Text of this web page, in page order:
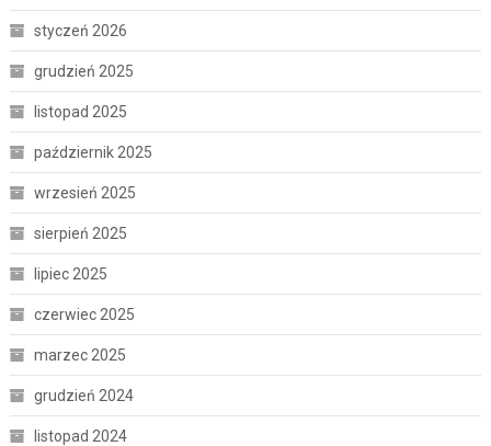
styczeń 2026
grudzień 2025
listopad 2025
październik 2025
wrzesień 2025
sierpień 2025
lipiec 2025
czerwiec 2025
marzec 2025
grudzień 2024
listopad 2024